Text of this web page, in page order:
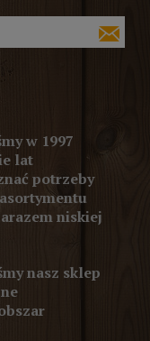
w 1997
lat
potrzeby
niskiej
nasz sklep